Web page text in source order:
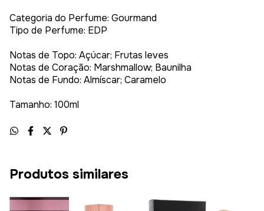
Categoria do Perfume: Gourmand
Tipo de Perfume: EDP
Notas de Topo: Açúcar; Frutas leves
Notas de Coração: Marshmallow; Baunilha
Notas de Fundo: Almíscar; Caramelo
Tamanho: 100ml
Produtos similares